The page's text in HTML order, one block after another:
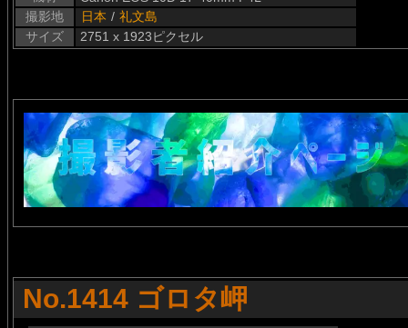
撮影地
日本 / 礼文島
サイズ
2751 x 1923ピクセル
No.1414 ゴロタ岬